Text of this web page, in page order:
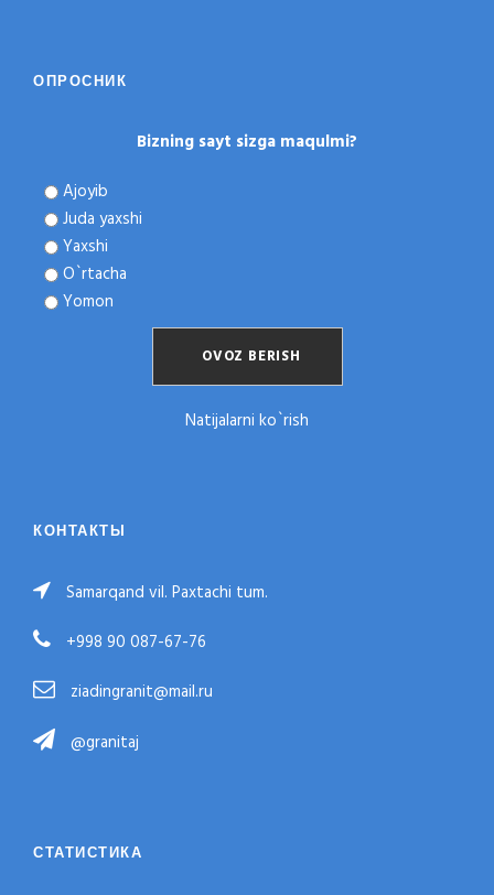
ОПРОСНИК
Bizning sayt sizga maqulmi?
Ajoyib
Juda yaxshi
Yaxshi
O`rtacha
Yomon
Natijalarni ko`rish
КОНТАКТЫ
Samarqand vil. Paxtachi tum.
+998 90 087-67-76
ziadingranit@mail.ru
@granitaj
СТАТИСТИКА